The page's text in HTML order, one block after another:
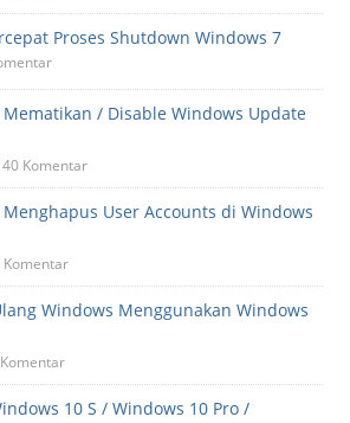
Proses Shutdown Windows 7
/ Disable Windows Update
Komentar
User Accounts di Windows
Komentar
Windows Menggunakan Windows
10 S / Windows 10 Pro /